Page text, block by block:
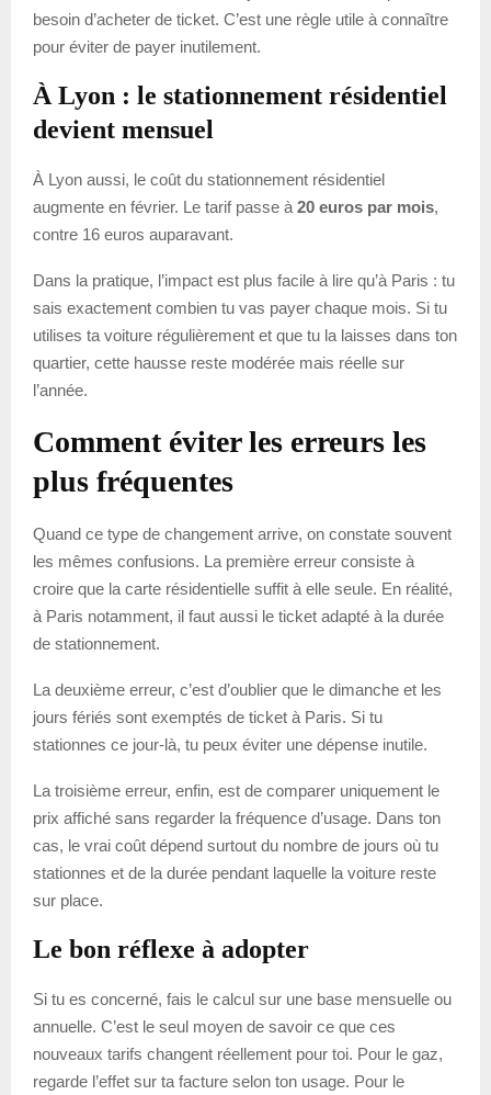
besoin d’acheter de ticket. C’est une règle utile à connaître
pour éviter de payer inutilement.
À Lyon : le stationnement résidentiel
devient mensuel
À Lyon aussi, le coût du stationnement résidentiel
augmente en février. Le tarif passe à 20 euros par mois,
contre 16 euros auparavant.
Dans la pratique, l’impact est plus facile à lire qu’à Paris : tu
sais exactement combien tu vas payer chaque mois. Si tu
utilises ta voiture régulièrement et que tu la laisses dans ton
quartier, cette hausse reste modérée mais réelle sur
l’année.
Comment éviter les erreurs les
plus fréquentes
Quand ce type de changement arrive, on constate souvent
les mêmes confusions. La première erreur consiste à
croire que la carte résidentielle suffit à elle seule. En réalité,
à Paris notamment, il faut aussi le ticket adapté à la durée
de stationnement.
La deuxième erreur, c’est d’oublier que le dimanche et les
jours fériés sont exemptés de ticket à Paris. Si tu
stationnes ce jour-là, tu peux éviter une dépense inutile.
La troisième erreur, enfin, est de comparer uniquement le
prix affiché sans regarder la fréquence d’usage. Dans ton
cas, le vrai coût dépend surtout du nombre de jours où tu
stationnes et de la durée pendant laquelle la voiture reste
sur place.
Le bon réflexe à adopter
Si tu es concerné, fais le calcul sur une base mensuelle ou
annuelle. C’est le seul moyen de savoir ce que ces
nouveaux tarifs changent réellement pour toi. Pour le gaz,
regarde l’effet sur ta facture selon ton usage. Pour le